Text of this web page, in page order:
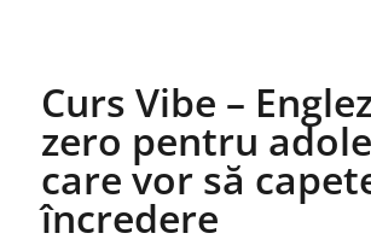
Curs Vibe –
zero pentru
care vor să
încredere